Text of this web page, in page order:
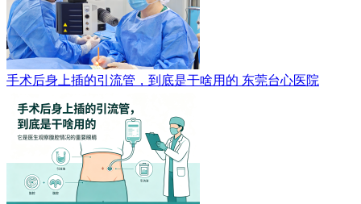
手术后身上插的引流管，到底是干啥用的 东莞台心医院